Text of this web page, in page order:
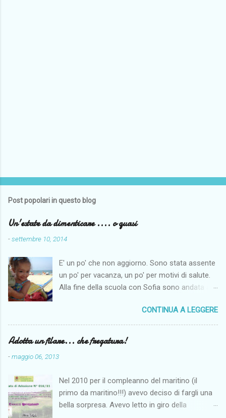
Post popolari in questo blog
Un'estate da dimenticare .... o quasi
-settembre 10, 2014
E' un po' che non aggiorno. Sono stata assente
un po' per vacanza, un po' per motivi di salute.
Alla fine della scuola con Sofia sono andata a
di ferie solo le centrali di agosto e così per far
fare un po' di mare alla monella siamo andate al
mare dai miei. Come penso per tutti il tempo
quest'anno non è stato clemente, anche se noi
problemi più seri sono iniziati ad agosto. Sono
finita due volte al Pronto Soccorso.
Fortunatamente nulla di grave anche se lo
CONTINUA A LEGGERE
Adotta un filare... che fregatura!
-maggio 06, 2013
Nel 2010 per il compleanno del maritino (il
primo da maritino!!!) avevo deciso di fargli una
bella sorpresa. Avevo letto in giro della